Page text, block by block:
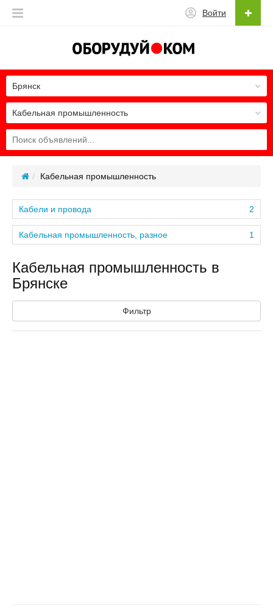
Войти
Кабельная промышленность
Брянск
Кабельная промышленность
2
Кабели и провода
1
Кабельная промышленность, разное
Кабельная промышленность в
Брянске
Фильтр